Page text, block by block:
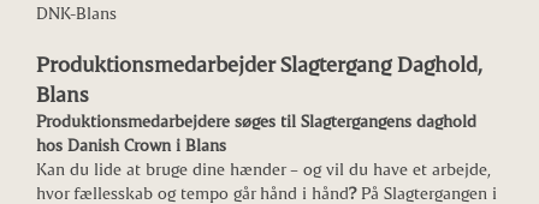
DNK-Blans
Produktionsmedarbejder Slagtergang Daghold,
Blans
Produktionsmedarbejdere søges til Slagtergangens daghold
hos Danish Crown i Blans
Kan du lide at bruge dine hænder – og vil du have et arbejde,
hvor fællesskab og tempo går hånd i hånd? På Slagtergangen i